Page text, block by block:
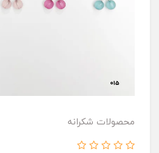
محصولات شکرانه